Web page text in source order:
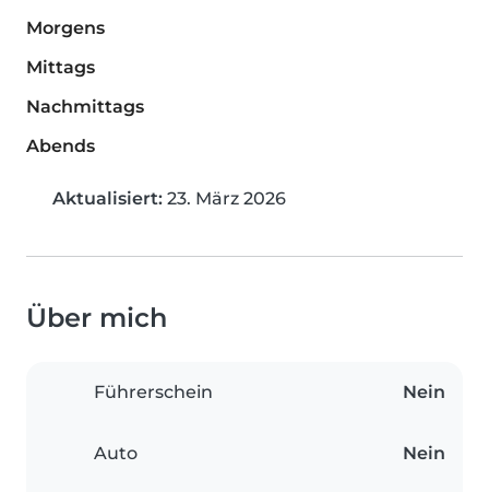
Morgens
Mittags
Nachmittags
Abends
Aktualisiert: 23. März 2026
Über mich
Führerschein Nein
Auto Nein